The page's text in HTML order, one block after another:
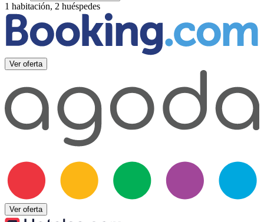
1 habitación, 2 huéspedes
Ver oferta
Ver oferta